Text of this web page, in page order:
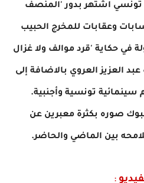
تونسي اشتهر بدور 'المنصف
وعقابات للمخرج الحبيب
في حكاية 'قرد موالف ولا غزال
العزيز العروي بالاضافة إلى
تونسية وأجنبية.
صوره بكثرة معبرين عن
بين الماضي والحاضر.
: